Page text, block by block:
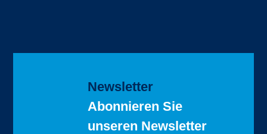
Newsletter
Abonnieren Sie
unseren Newsletter